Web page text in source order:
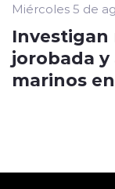
Miércoles 5 de
jorobada
marinos